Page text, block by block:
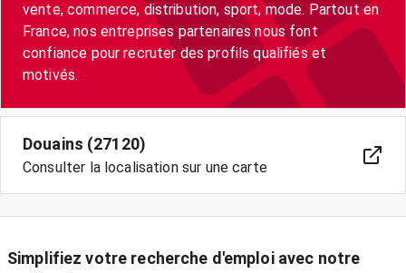
vente, commerce, distribution, sport, mode. Partout en
France, nos entreprises partenaires nous font
confiance pour recruter des profils qualifiés et
motivés.
Douains (27120)
Consulter la localisation sur une carte
Simplifiez votre recherche d'emploi avec notre